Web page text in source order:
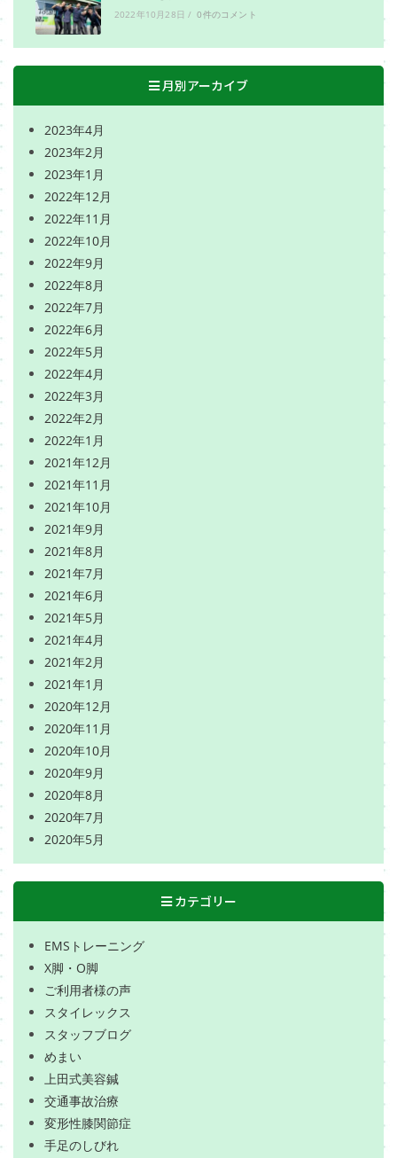
2022年10月28日 / 0件のコメント
月別アーカイブ
2023年4月
2023年2月
2023年1月
2022年12月
2022年11月
2022年10月
2022年9月
2022年8月
2022年7月
2022年6月
2022年5月
2022年4月
2022年3月
2022年2月
2022年1月
2021年12月
2021年11月
2021年10月
2021年9月
2021年8月
2021年7月
2021年6月
2021年5月
2021年4月
2021年2月
2021年1月
2020年12月
2020年11月
2020年10月
2020年9月
2020年8月
2020年7月
2020年5月
カテゴリー
EMSトレーニング
X脚・O脚
ご利用者様の声
スタイレックス
スタッフブログ
めまい
上田式美容鍼
交通事故治療
変形性膝関節症
手足のしびれ